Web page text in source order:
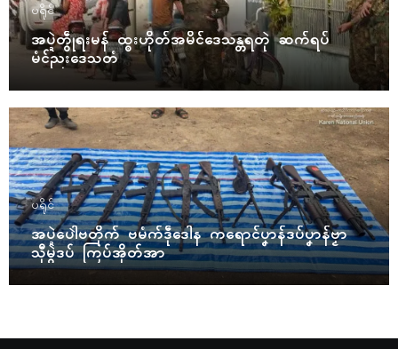
ပရိုၚ်
အပ္ဍဲတွဵုရးမန် ထ္ၜးဟိုတ်အမိၚ်ဒေသန္တရတုဲ ဆက်ရပ်
မံၚ်ညးဒေသတံ
ပရိုၚ်
အပ္ဍဲပေါဲဗတိုက် ဗမံက်ဒဵုဒေါန ကရောၚ်ပၞာန်ဒပ်ပၞာန်ဗၟာ
သီုမွဲဒပ် ကြပ်အိုတ်အာ